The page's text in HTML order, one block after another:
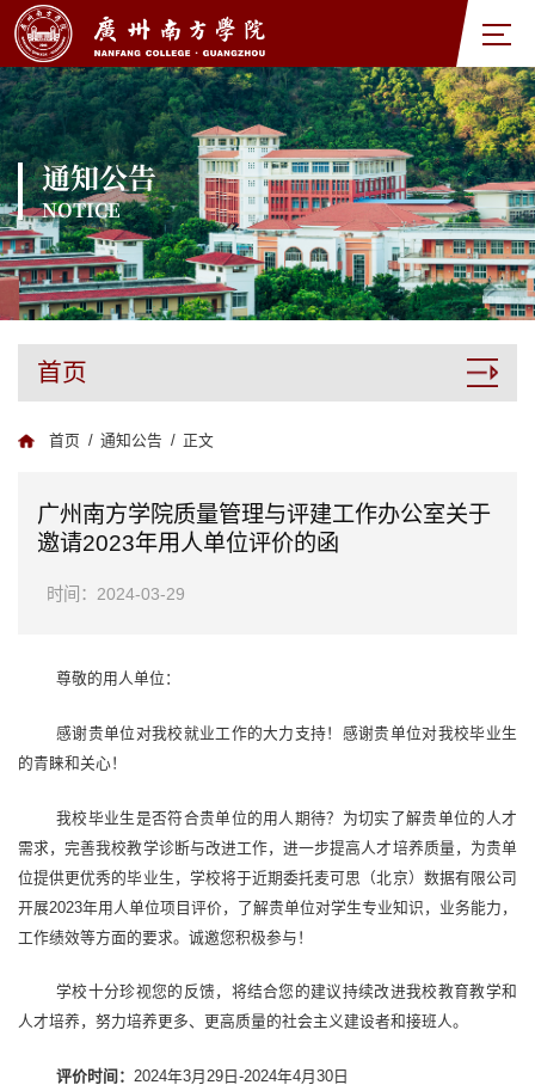
通知公告
NOTICE
首页
首页 / 通知公告 / 正文
广州南方学院质量管理与评建工作办公室关于
邀请2023年用人单位评价的函
时间：2024-03-29
尊敬的用人单位：
感谢贵单位对我校就业工作的大力支持！感谢贵单位对我校毕业生
的青睐和关心！
我校毕业生是否符合贵单位的用人期待？为切实了解贵单位的人才
需求，完善我校教学诊断与改进工作，进一步提高人才培养质量，为贵单
位提供更优秀的毕业生，学校将于近期委托麦可思（北京）数据有限公司
开展2023年用人单位项目评价，了解贵单位对学生专业知识，业务能力，
工作绩效等方面的要求。诚邀您积极参与！
学校十分珍视您的反馈，将结合您的建议持续改进我校教育教学和
人才培养，努力培养更多、更高质量的社会主义建设者和接班人。
评价时间： 2024年3月29日-2024年4月30日